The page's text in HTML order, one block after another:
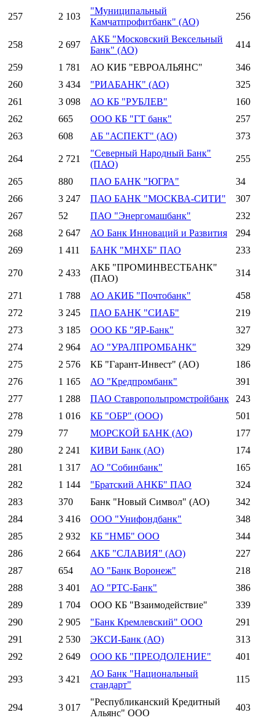
257 2 103
"Муниципальный
Камчатпрофитбанк" (АО)
256
258 2 697
АКБ "Московский Вексельный
Банк" (АО)
414
259 1 781 АО КИБ "ЕВРОАЛЬЯНС"
346
260
3 434 "РИАБАНК" (АО)
325
261
3 098 АО КБ "РУБЛЕВ"
160
262
665 ООО КБ "ГТ банк"
257
263
608 АБ "АСПЕКТ" (АО) 373
264 2 721
"Северный Народный Банк"
(ПАО)
255
265 880 ПАО БАНК "ЮГРА"
34
266
3 247 ПАО БАНК "МОСКВА-СИТИ"
307
267
52 ПАО "Энергомашбанк"
232
268
2 647 АО Банк Инноваций и Развития
294
269
1 411 БАНК "МНХБ" ПАО 233
270 2 433
АКБ "ПРОМИНВЕСТБАНК"
(ПАО)
314
271 1 788 АО АКИБ "Почтобанк"
458
272
3 245 ПАО БАНК "СИАБ"
219
273
3 185 ООО КБ "ЯР-Банк"
327
274
2 964 АО "УРАЛПРОМБАНК"
329
275
2 576 КБ "Гарант-Инвест" (АО)
186
276
1 165 АО "Кредпромбанк"
391
277
1 288 ПАО Ставропольпромстройбанк
243
278
1 016 КБ "ОБР" (ООО)
501
279
77 МОРСКОЙ БАНК (АО)
177
280
2 241 КИВИ Банк (АО)
174
281
1 317 АО "Собинбанк"
165
282
1 144 "Братский АНКБ" ПАО
324
283
370 Банк "Новый Символ" (АО)
342
284
3 416 ООО "Унифондбанк"
348
285
2 932 КБ "НМБ" ООО
344
286
2 664 АКБ "СЛАВИЯ" (АО)
227
287
654 АО "Банк Воронеж"
218
288
3 401 АО "РТС-Банк"
386
289
1 704 ООО КБ "Взаимодействие"
339
290
2 905 "Банк Кремлевский" ООО
291
291
2 530 ЭКСИ-Банк (АО)
313
292
2 649 ООО КБ "ПРЕОДОЛЕНИЕ" 401
293 3 421
АО Банк "Национальный
стандарт"
115
294 3 017
"Республиканский Кредитный
Альянс" ООО
403